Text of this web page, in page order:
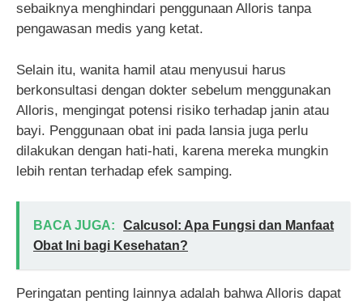
sebaiknya menghindari penggunaan Alloris tanpa
pengawasan medis yang ketat.
Selain itu, wanita hamil atau menyusui harus
berkonsultasi dengan dokter sebelum menggunakan
Alloris, mengingat potensi risiko terhadap janin atau
bayi. Penggunaan obat ini pada lansia juga perlu
dilakukan dengan hati-hati, karena mereka mungkin
lebih rentan terhadap efek samping.
BACA JUGA:
Calcusol: Apa Fungsi dan Manfaat
Obat Ini bagi Kesehatan?
Peringatan penting lainnya adalah bahwa Alloris dapat